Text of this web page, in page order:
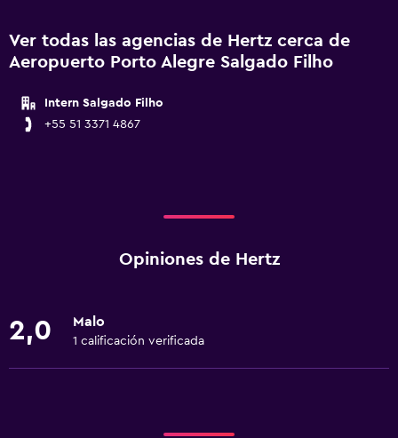
Ver todas las agencias de Hertz cerca de
Aeropuerto Porto Alegre Salgado Filho
Intern Salgado Filho
+55 51 3371 4867
Opiniones de Hertz
2,0 Malo
1 calificación verificada